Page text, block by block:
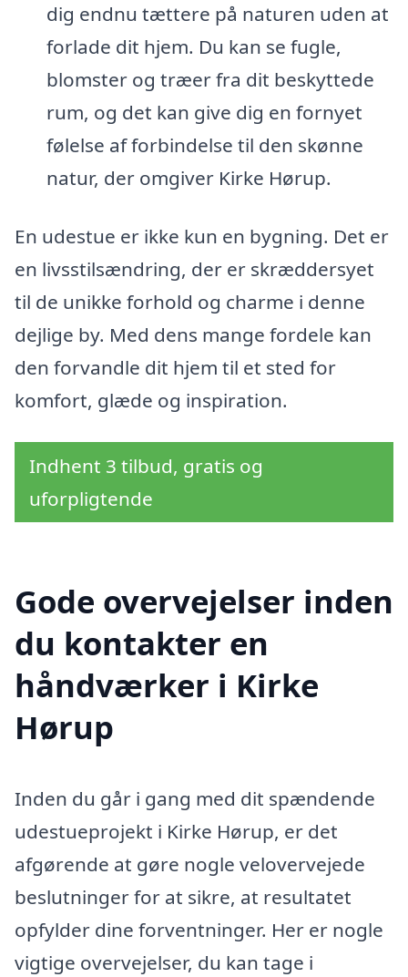
dig endnu tættere på naturen uden at
forlade dit hjem. Du kan se fugle,
blomster og træer fra dit beskyttede
rum, og det kan give dig en fornyet
følelse af forbindelse til den skønne
natur, der omgiver Kirke Hørup.
En udestue er ikke kun en bygning. Det er
en livsstilsændring, der er skræddersyet
til de unikke forhold og charme i denne
dejlige by. Med dens mange fordele kan
den forvandle dit hjem til et sted for
komfort, glæde og inspiration.
Indhent 3 tilbud, gratis og
uforpligtende
Gode overvejelser inden
du kontakter en
håndværker i Kirke
Hørup
Inden du går i gang med dit spændende
udestueprojekt i Kirke Hørup, er det
afgørende at gøre nogle velovervejede
beslutninger for at sikre, at resultatet
opfylder dine forventninger. Her er nogle
vigtige overvejelser, du kan tage i